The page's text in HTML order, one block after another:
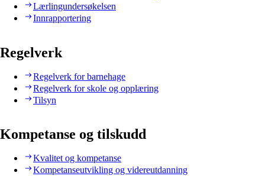
Lærlingundersøkelsen
Innrapportering
Regelverk
Regelverk for barnehage
Regelverk for skole og opplæring
Tilsyn
Kompetanse og tilskudd
Kvalitet og kompetanse
Kompetanseutvikling og videreutdanning